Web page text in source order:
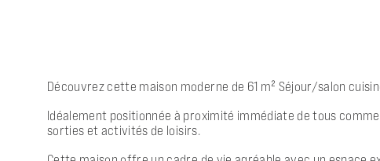
Découvrez cette maison moderne de 61 m² Séjour/salon
Idéalement positionnée à proximité immédiate de tous
sorties et activités de loisirs.